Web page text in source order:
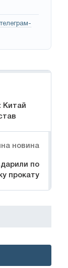
телеграм-
Китай
новина
по
прокату